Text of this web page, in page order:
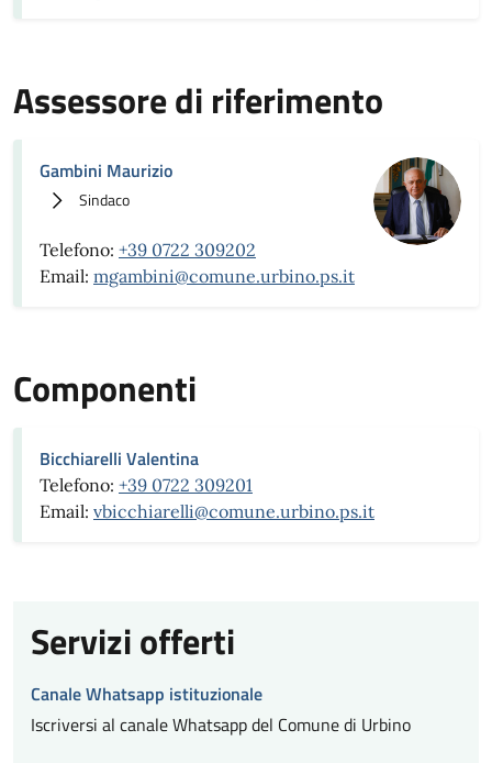
Assessore di riferimento
Gambini Maurizio
Sindaco
Telefono: +39 0722 309202
Email: mgambini@comune.urbino.ps.it
Componenti
Bicchiarelli Valentina
Telefono: +39 0722 309201
Email: vbicchiarelli@comune.urbino.ps.it
Servizi offerti
Canale Whatsapp istituzionale
Iscriversi al canale Whatsapp del Comune di Urbino